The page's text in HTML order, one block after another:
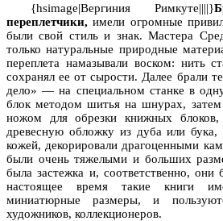
{hsimage|Вергиния Римкуте||||}
переплетчики, имели огромные
были свой стиль и знак. Мастера
только натуральные природные
переплета намазывали воском: нить
сохранял ее от сырости. Далее брали
дело» — на специальном станке в
блок методом шитья на шнурах, затем
ножом для обрезки книжных блоков,
древесную обложку из дуба или бука,
кожей, декорировали драгоценными
были очень тяжелыми и больших
была застежка и, соответственно,
настоящее время такие книги
миниатюрные размеры, и
художников, коллекционеров.